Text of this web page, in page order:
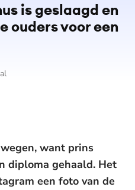
is geslaagd en
ouders voor een
want prins
diploma gehaald. Het
een foto van de